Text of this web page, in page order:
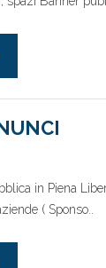
in Piena
( Sponso..